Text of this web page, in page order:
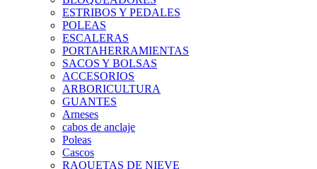
ESTRIBOS Y PEDALES
POLEAS
ESCALERAS
PORTAHERRAMIENTAS
SACOS Y BOLSAS
ACCESORIOS
ARBORICULTURA
GUANTES
Arneses
cabos de anclaje
Poleas
Cascos
RAQUETAS DE NIEVE